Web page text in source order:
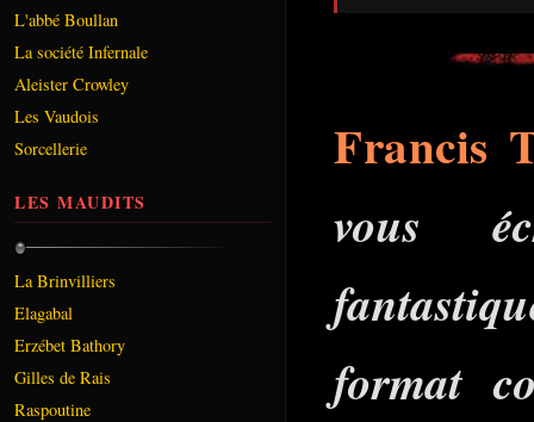
L'abbé Boullan
La société Infernale
Aleister Crowley
Les Vaudois
Sorcellerie
LES MAUDITS
La Brinvilliers
Elagabal
Erzébet Bathory
Gilles de Rais
Raspoutine
Francis
vous
format